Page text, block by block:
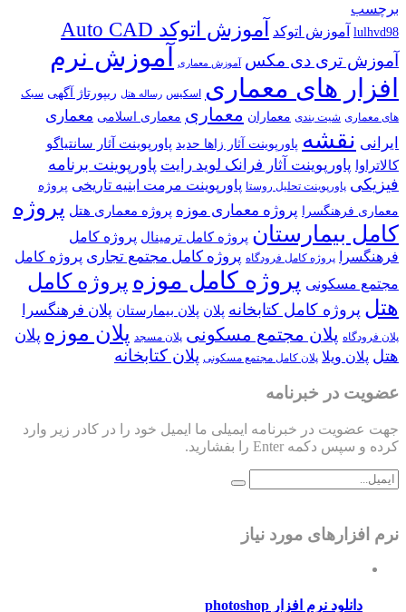
برچسب
lulhvd98 آموزش اتوکد آموزش اتوکد Auto CAD
آموزش تری دی مکس آموزش معماری
آموزش نرم
افزار های معماری
اسکیس رساله هتل ریپورتاژ آگهی سبک
های معماری شیت بندی معماران معماری معماری اسلامی معماری
ایرانی نقشه پاورپوینت آثار زاها حدید پاورپوینت آثار سانتیاگو
کالاتراوا
پاورپوینت آثار فرانک لوید رایت پاورپوینت برنامه
فیزیکی پاورپوینت تحلیل روستا پاورپوینت مرمت ابنیه تاریخی پروژه
معماری فرهنگسرا
پروژه معماری موزه پروژه معماری هتل پروژه
کامل بیمارستان پروژه کامل ترمینال پروژه کامل
فرهنگسرا
پروژه کامل فرودگاه پروژه کامل مجتمع تجاری پروژه کامل
مجتمع مسکونی پروژه کامل موزه پروژه کامل
هتل پروژه کامل کتابخانه پلان پلان بیمارستان پلان فرهنگسرا
پلان فرودگاه پلان مجتمع مسکونی پلان مسجد پلان موزه پلان
هتل پلان ویلا پلان کامل مجتمع مسکونی پلان کتابخانه
عضویت در خبرنامه
جهت عضویت در خبرنامه ایمیلی ما ایمیل خود را در کادر زیر وارد
کرده و سپس دکمه Enter را بفشارید.
نرم افزارهای مورد نیاز
دانلود نرم افزار photoshop